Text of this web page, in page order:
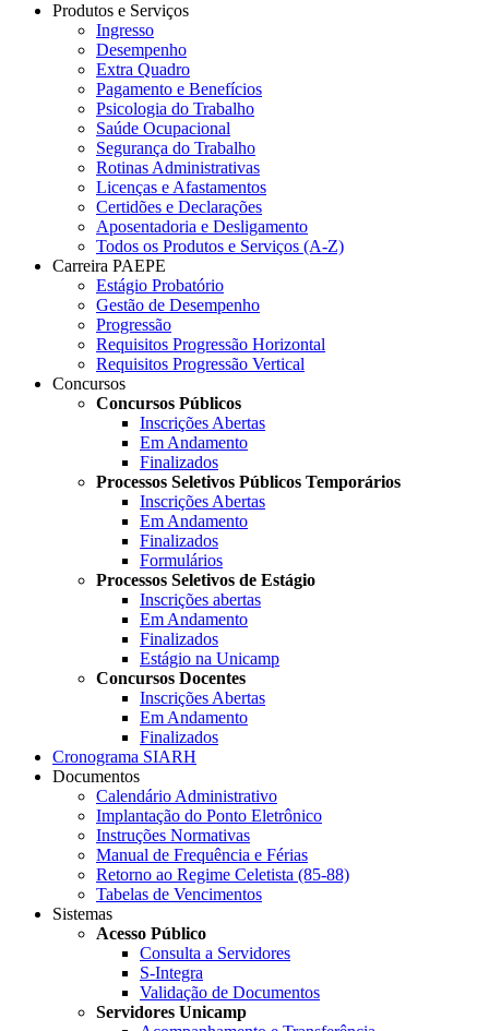
Produtos e Serviços
Ingresso
Desempenho
Extra Quadro
Pagamento e Benefícios
Psicologia do Trabalho
Saúde Ocupacional
Segurança do Trabalho
Rotinas Administrativas
Licenças e Afastamentos
Certidões e Declarações
Aposentadoria e Desligamento
Todos os Produtos e Serviços (A-Z)
Carreira PAEPE
Estágio Probatório
Gestão de Desempenho
Progressão
Requisitos Progressão Horizontal
Requisitos Progressão Vertical
Concursos
Concursos Públicos
Inscrições Abertas
Em Andamento
Finalizados
Processos Seletivos Públicos Temporários
Inscrições Abertas
Em Andamento
Finalizados
Formulários
Processos Seletivos de Estágio
Inscrições abertas
Em Andamento
Finalizados
Estágio na Unicamp
Concursos Docentes
Inscrições Abertas
Em Andamento
Finalizados
Cronograma SIARH
Documentos
Calendário Administrativo
Implantação do Ponto Eletrônico
Instruções Normativas
Manual de Frequência e Férias
Retorno ao Regime Celetista (85-88)
Tabelas de Vencimentos
Sistemas
Acesso Público
Consulta a Servidores
S-Integra
Validação de Documentos
Servidores Unicamp